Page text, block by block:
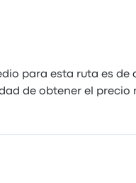
para esta ruta es de
de obtener el precio